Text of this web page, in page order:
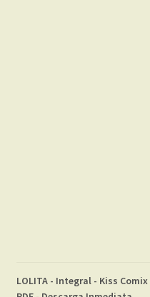
LOLITA - Integral - Kiss